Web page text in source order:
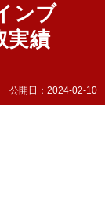
ンブ
実績
公開日： 2024-02-10